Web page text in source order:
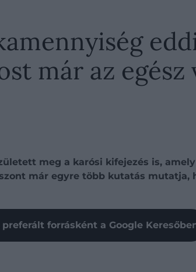
már az egész
meg a karósi kifejezés is,
már egyre több kutatás mutatja,
forrásként a Google